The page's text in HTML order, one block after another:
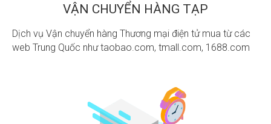
VẬN CHUYỂN HÀNG TẠP
Dịch vụ Vận chuyển hàng Thương mại điện tử mua từ các
web Trung Quốc như taobao.com, tmall.com, 1688.com